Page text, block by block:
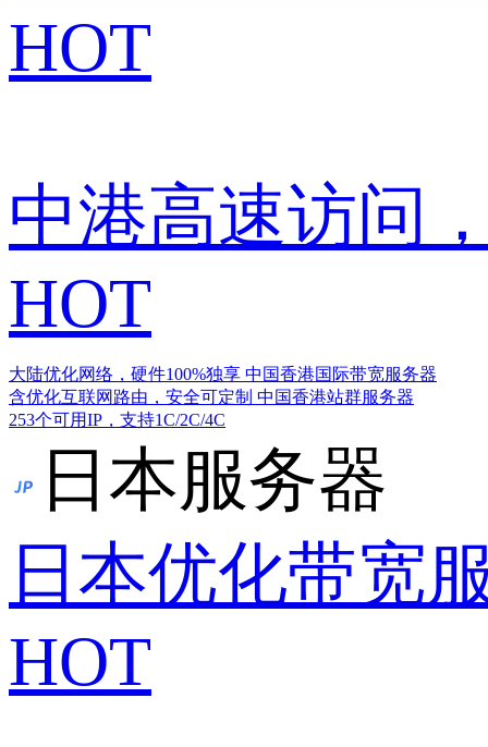
HOT
中港高速访问
HOT
大陆优化网络，硬件100%独享 中国香港国际带宽服务器
含优化互联网路由，安全可定制 中国香港站群服务器
253个可用IP，支持1C/2C/4C
日本服务器
日本优化带宽
HOT